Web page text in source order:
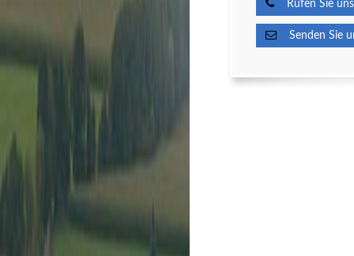
Rufen Sie
Senden Sie